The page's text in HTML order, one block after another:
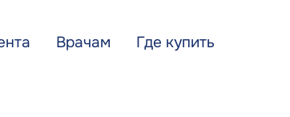
Врачам
Где купить